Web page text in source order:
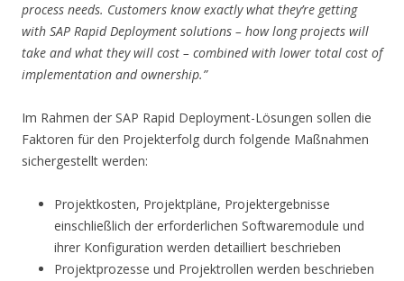
process needs. Customers know exactly what they’re getting
with SAP Rapid Deployment solutions – how long projects will
take and what they will cost – combined with lower total cost of
implementation and ownership.”
Im Rahmen der SAP Rapid Deployment-Lösungen sollen die
Faktoren für den Projekterfolg durch folgende Maßnahmen
sichergestellt werden:
Projektkosten, Projektpläne, Projektergebnisse
einschließlich der erforderlichen Softwaremodule und
ihrer Konfiguration werden detailliert beschrieben
Projektprozesse und Projektrollen werden beschrieben